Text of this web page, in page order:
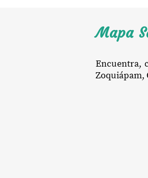
Mapa
Encuentra,
Zoquiápam,